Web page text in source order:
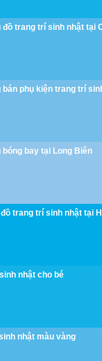
đồ trang trí sinh nhật tại
bán phụ kiện trang trí
bóng bay tại Long Biên
trang trí sinh nhật tại
nhật cho bé
nhật màu vàng